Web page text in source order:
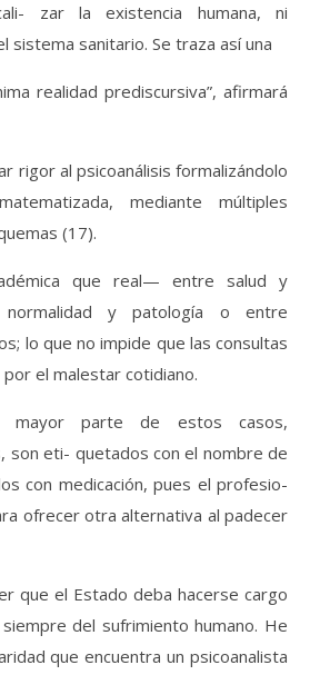
zar la existencia humana, ni
sistema sanitario. Se traza así una
realidad prediscursiva”, afirmará
rigor al psicoanálisis formalizándolo
mediante múltiples
(17).
que real— entre salud y
normalidad y patología o entre
lo que no impide que las consultas
el malestar cotidiano.
mayor parte de estos casos,
son eti- quetados con el nombre de
con medicación, pues el profesio-
ofrecer otra alternativa al padecer
que el Estado deba hacerse cargo
del sufrimiento humano. He
que encuentra un psicoanalista